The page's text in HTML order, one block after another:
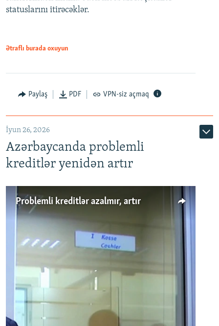
Auto 240p 360p 480p
720p 1080p
statuslarını itirəcəklər.
Ətraflı burada oxuyun
Paylaş PDF VPN-siz açmaq
İyun 26, 2026
Azərbaycanda problemli
kreditlər yenidən artır
Problemli kreditlər azalmır, artır